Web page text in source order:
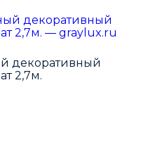
декоративный
2,7м.